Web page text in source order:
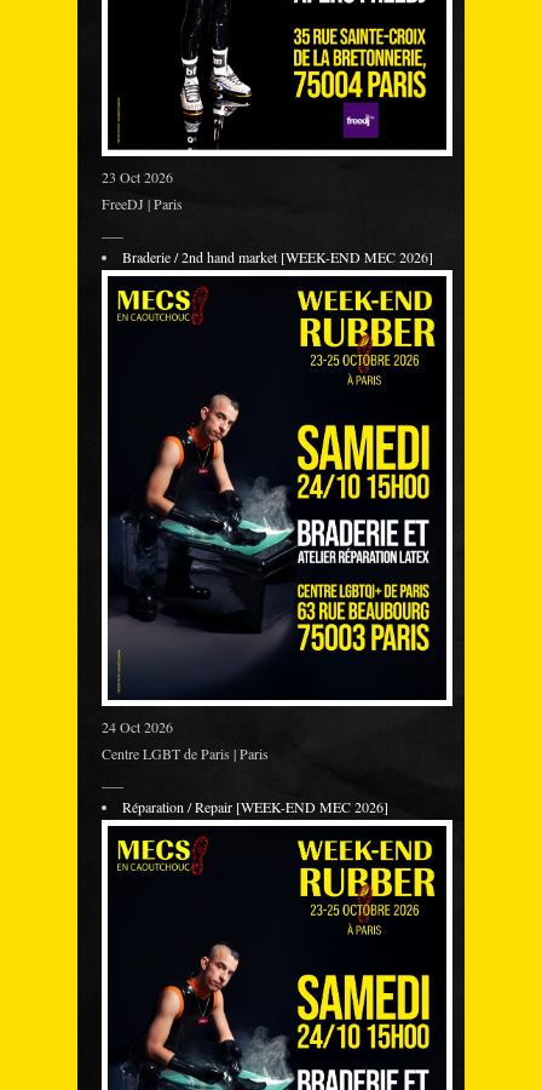
23 Oct 2026
FreeDJ | Paris
Braderie / 2nd hand market [WEEK-END MEC 2026]
24 Oct 2026
Centre LGBT de Paris | Paris
Réparation / Repair [WEEK-END MEC 2026]